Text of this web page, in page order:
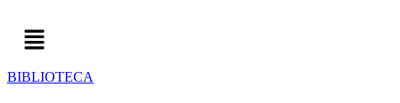
BIBLIOTECA